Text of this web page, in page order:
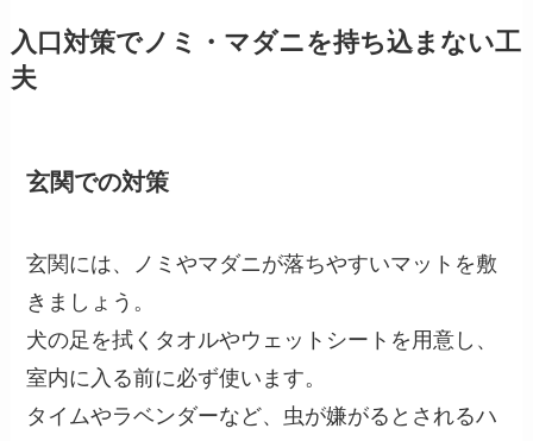
入口対策でノミ・マダニを持ち込まない工
夫
玄関での対策
玄関には、ノミやマダニが落ちやすいマットを敷
きましょう。
犬の足を拭くタオルやウェットシートを用意し、
室内に入る前に必ず使います。
タイムやラベンダーなど、虫が嫌がるとされるハ